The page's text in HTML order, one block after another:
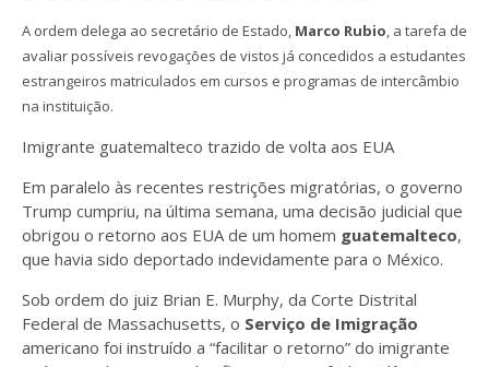
A ordem delega ao secretário de Estado, Marco Rubio, a tarefa de
avaliar possíveis revogações de vistos já concedidos a estudantes
estrangeiros matriculados em cursos e programas de intercâmbio
na instituição.
Imigrante guatemalteco trazido de volta aos EUA
Em paralelo às recentes restrições migratórias, o governo
Trump cumpriu, na última semana, uma decisão judicial que
obrigou o retorno aos EUA de um homem guatemalteco,
que havia sido deportado indevidamente para o México.
Sob ordem do juiz Brian E. Murphy, da Corte Distrital
Federal de Massachusetts, o Serviço de Imigração
americano foi instruído a “facilitar o retorno” do imigrante